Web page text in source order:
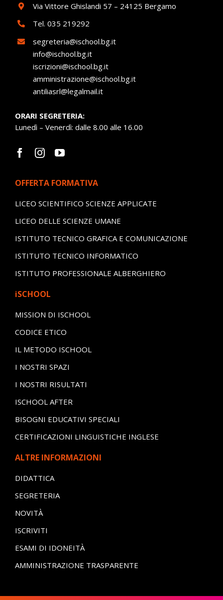
Via Vittore Ghislandi 57 – 24125 Bergamo
Tel. 035 219292
segreteria@ischool.bg.it
info@ischool.bg.it
iscrizioni@ischool.bg.it
amministrazione@ischool.bg.it
antiliasrl@legalmail.it
ORARI SEGRETERIA:
Lunedì – Venerdì: dalle 8.00 alle 16.00
OFFERTA FORMATIVA
LICEO SCIENTIFICO SCIENZE APPLICATE
LICEO DELLE SCIENZE UMANE
ISTITUTO TECNICO GRAFICA E COMUNICAZIONE
ISTITUTO TECNICO INFORMATICO
ISTITUTO PROFESSIONALE ALBERGHIERO
iSCHOOL
MISSION DI ISCHOOL
CODICE ETICO
IL METODO ISCHOOL
I NOSTRI SPAZI
I NOSTRI RISULTATI
ISCHOOL AFTER
BISOGNI EDUCATIVI SPECIALI
CERTIFICAZIONI LINGUISTICHE INGLESE
ALTRE INFORMAZIONI
DIDATTICA
SEGRETERIA
NOVITÀ
ISCRIVITI
ESAMI DI IDONEITÀ
AMMINISTRAZIONE TRASPARENTE